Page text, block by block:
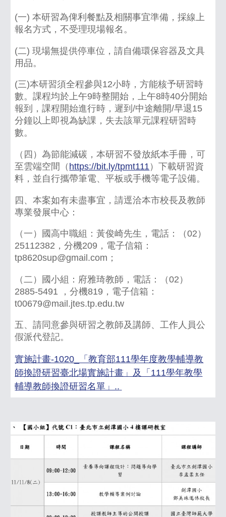
(一) 本研習為俾利餐點及相關事宜準備，採線上
報名方式，不受理現場報名。
(二) 現場無提供停車位，請自備環保容器及文具
用品。
(三)本研習須全程參與12小時，方能核予研習時
數。課程均於上午9時整開始，上午8時40分開始
報到，課程開始進行時，遲到/中途離開/早退15
分鐘以上即視為缺課，失去該單元課程研習時
數。
（四）為節能減碳，本研習不發放紙本手冊，可
至雲端空間（ https://bit.ly/tpmt111 ）下載研習資
料，並自行攜帶筆電、平板或手機等電子設備。
四、本案如有未盡事宜，請逕洽本市校長及教師
專業發展中心：
（一）國高中職組：黃俊崎先生，電話：（02）
25112382，分機209，電子信箱：
tp8620sup@gmail.com；
（二）國小組：府雅琦教師，電話：（02）
2885-5491 ，分機819，電子信箱：
t00679@mail.jtes.tp.edu.tw
五、請同意參與研習之教師及講師、工作人員公
假派代登記。
實施計畫-1020_「教育部111學年度教學輔導教
師換證研習臺北場實施計畫」及「111學年教學
輔導教師換證研習名單」..